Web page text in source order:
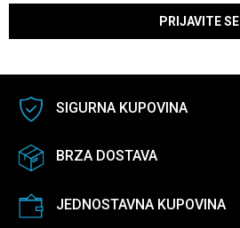
PRIJAVITE SE
SIGURNA KUPOVINA
BRZA DOSTAVA
JEDNOSTAVNA KUPOVINA